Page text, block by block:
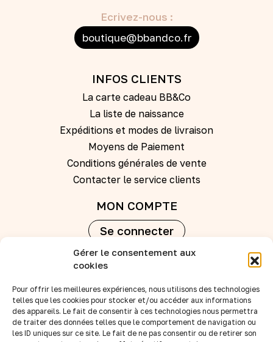
Gérer le consentement aux
cookies
Pour offrir les meilleures expériences, nous utilisons des technologies
telles que les cookies pour stocker et/ou accéder aux informations
des appareils. Le fait de consentir à ces technologies nous permettra
de traiter des données telles que le comportement de navigation ou
les ID uniques sur ce site. Le fait de ne pas consentir ou de retirer son
Ecrivez-nous :
boutique@bbandco.fr
INFOS CLIENTS
La carte cadeau BB&Co
La liste de naissance
Expéditions et modes de livraison
Moyens de Paiement
Conditions générales de vente
Contacter le service clients
MON COMPTE
Se connecter
Créer un compte
REVENDEURS
Nos points de vente
Devenir revendeur